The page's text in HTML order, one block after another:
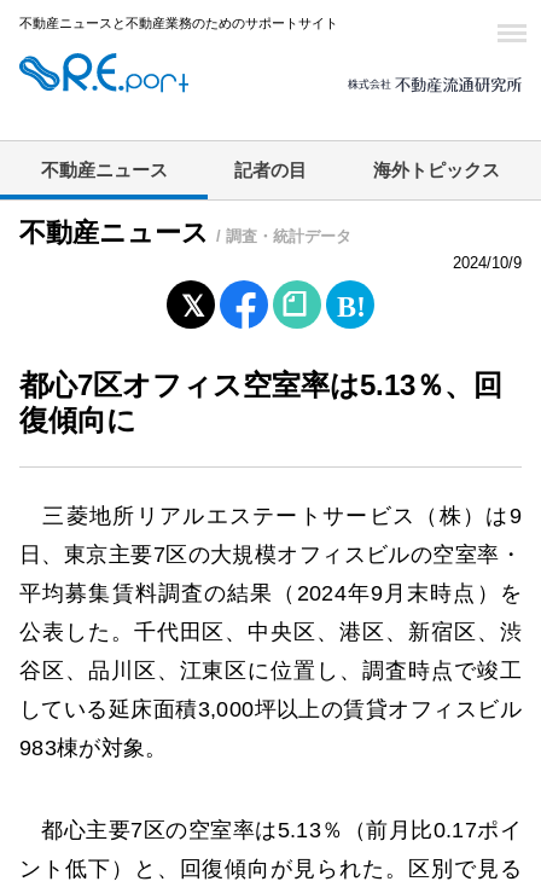
不動産ニュースと不動産業務のためのサポートサイト
不動産ニュース 記者の目 海外トピックス
不動産ニュース / 調査・統計データ
2024/10/9
都心7区オフィス空室率は5.13％、回
復傾向に
三菱地所リアルエステートサービス（株）は9
日、東京主要7区の大規模オフィスビルの空室率・
平均募集賃料調査の結果（2024年9月末時点）を
公表した。千代田区、中央区、港区、新宿区、渋
谷区、品川区、江東区に位置し、調査時点で竣工
している延床面積3,000坪以上の賃貸オフィスビル
983棟が対象。
都心主要7区の空室率は5.13％（前月比0.17ポイ
ント低下）と、回復傾向が見られた。区別で見る